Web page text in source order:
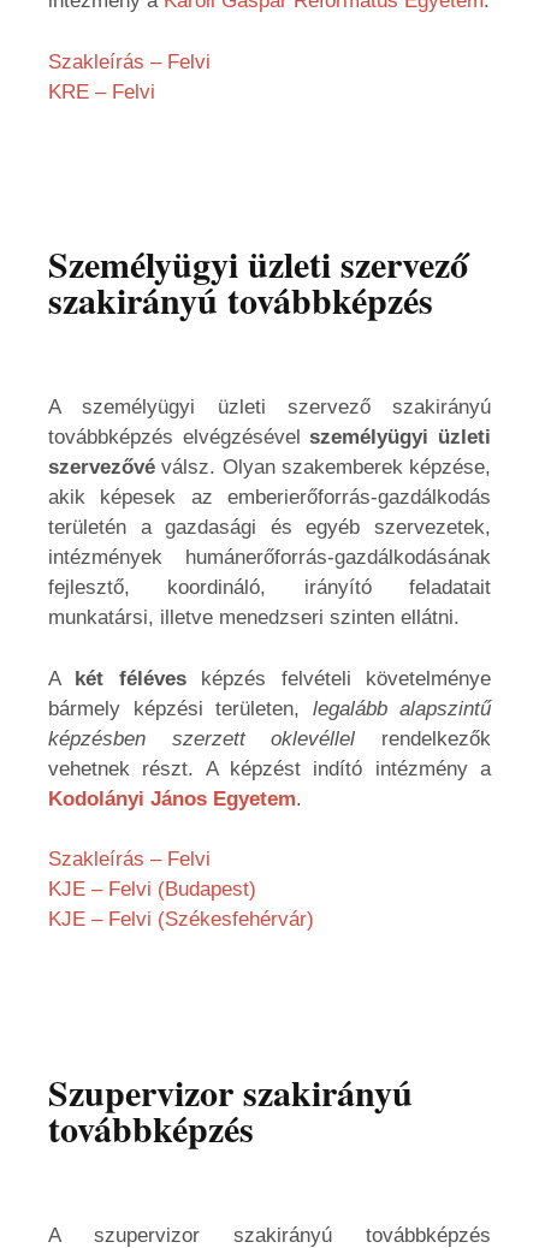
Szakleírás – Felvi
KRE – Felvi
Személyügyi üzleti szervező
szakirányú továbbképzés
A személyügyi üzleti szervező szakirányú
továbbképzés elvégzésévelszemélyügyi üzleti
szervezővé válsz. Olyan szakemberek képzése,
akik képesek az emberierőforrás-gazdálkodás
területén a gazdasági és egyéb szervezetek,
intézmények humánerőforrás-gazdálkodásának
fejlesztő, koordináló, irányító feladatait
munkatársi, illetve menedzseri szinten ellátni.
A két félévesképzés felvételi követelménye
bármely képzési területen, legalább alapszintű
képzésben szerzett oklevéllel rendelkezők
vehetnek részt. A képzést indító intézmény a
Kodolányi János Egyetem.
Szakleírás – Felvi
KJE – Felvi (Budapest)
KJE – Felvi (Székesfehérvár)
Szupervizor szakirányú
továbbképzés
A szupervizor szakirányú továbbképzés